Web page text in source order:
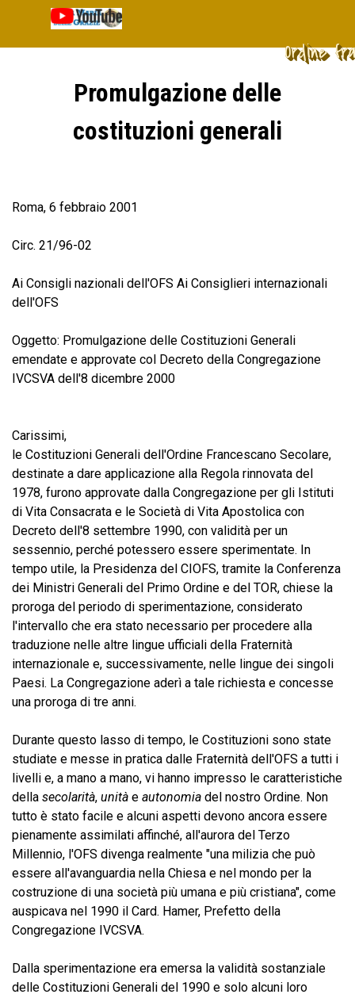
Vai ai contenuti
Salta menù
Ordine
Promulgazione delle
costituzioni generali
Roma, 6 febbraio 2001
Circ. 21/96-02
Ai Consigli nazionali dell'OFS Ai Consiglieri internazionali
dell'OFS
Oggetto: Promulgazione delle Costituzioni Generali
emendate e approvate col Decreto della Congregazione
IVCSVA dell'8 dicembre 2000
Carissimi,
le Costituzioni Generali dell'Ordine Francescano Secolare,
destinate a dare applicazione alla Regola rinnovata del
1978, furono approvate dalla Congregazione per gli Istituti
di Vita Consacrata e le Società di Vita Apostolica con
Decreto dell'8 settembre 1990, con validità per un
sessennio, perché potessero essere sperimentate. In
tempo utile, la Presidenza del CIOFS, tramite la Conferenza
dei Ministri Generali del Primo Ordine e del TOR, chiese la
proroga del periodo di sperimentazione, considerato
l'intervallo che era stato necessario per procedere alla
traduzione nelle altre lingue ufficiali della Fraternità
internazionale e, successivamente, nelle lingue dei singoli
Paesi. La Congregazione aderì a tale richiesta e concesse
una proroga di tre anni.
Durante questo lasso di tempo, le Costituzioni sono state
studiate e messe in pratica dalle Fraternità dell'OFS a tutti i
livelli e, a mano a mano, vi hanno impresso le caratteristiche
della secolarità, unità e autonomia del nostro Ordine. Non
tutto è stato facile e alcuni aspetti devono ancora essere
pienamente assimilati affinché, all'aurora del Terzo
Millennio, l'OFS divenga realmente "una milizia che può
essere all'avanguardia nella Chiesa e nel mondo per la
costruzione di una società più umana e più cristiana", come
auspicava nel 1990 il Card. Hamer, Prefetto della
Congregazione IVCSVA.
Dalla sperimentazione era emersa la validità sostanziale
delle Costituzioni Generali del 1990 e solo alcuni loro